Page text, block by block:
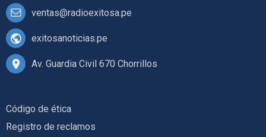
ventas@radioexitosa.pe
exitosanoticias.pe
Av. Guardia Civil 670 Chorrillos
Código de ética
Registro de reclamos